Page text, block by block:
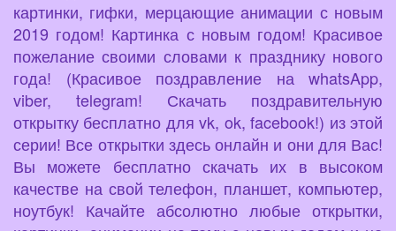
картинки, гифки, мерцающие анимации с новым
2019 годом! Картинка с новым годом! Красивое
пожелание своими словами к празднику нового
года! (Красивое поздравление на whatsApp,
viber, telegram! Скачать поздравительную
открытку бесплатно для vk, ok, facebook!) из этой
серии! Все открытки здесь онлайн и они для Вас!
Вы можете бесплатно скачать их в высоком
качестве на свой телефон, планшет, компьютер,
ноутбук! Качайте абсолютно любые открытки,